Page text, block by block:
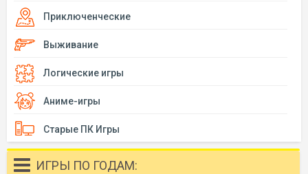
Приключенческие
Выживание
Логические игры
Аниме-игры
Старые ПК Игры
ИГРЫ ПО ГОДАМ: